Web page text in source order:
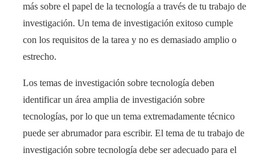
más sobre el papel de la tecnología a través de tu trabajo de
investigación. Un tema de investigación exitoso cumple
con los requisitos de la tarea y no es demasiado amplio o
estrecho.
Los temas de investigación sobre tecnología deben
identificar un área amplia de investigación sobre
tecnologías, por lo que un tema extremadamente técnico
puede ser abrumador para escribir. El tema de tu trabajo de
investigación sobre tecnología debe ser adecuado para el